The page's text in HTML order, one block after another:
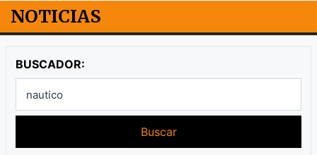
NOTICIAS
BUSCADOR:
Buscar